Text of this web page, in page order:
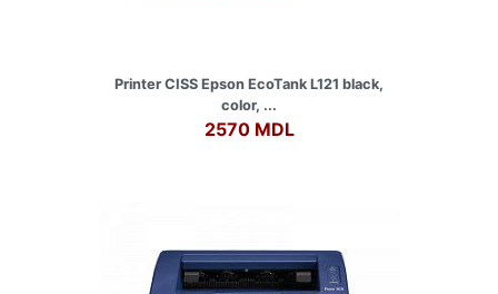
Printer CISS Epson EcoTank L121 black,
color, ...
2570 MDL